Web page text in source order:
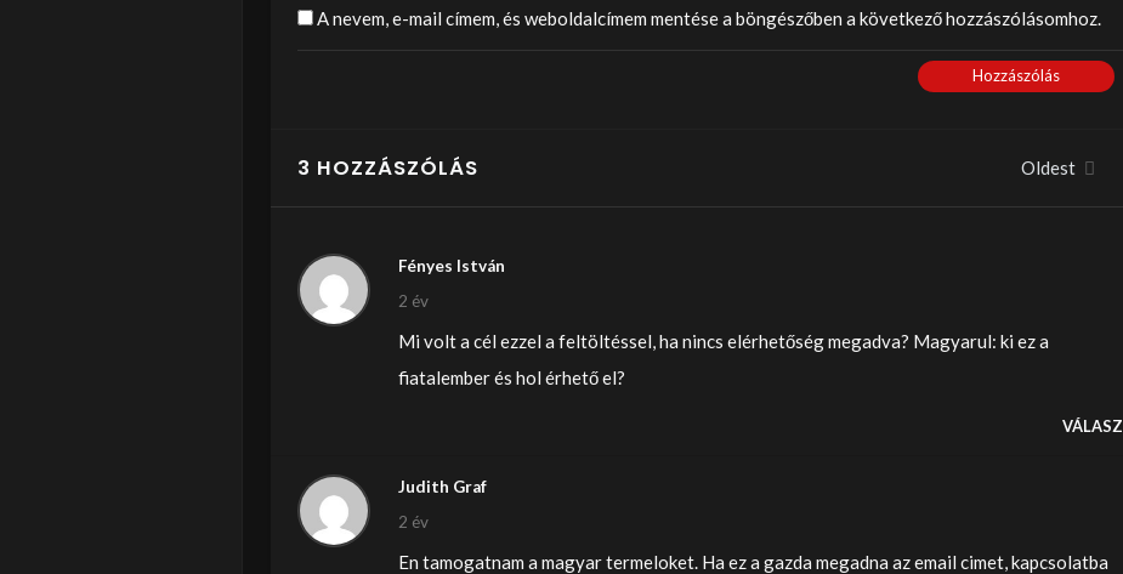
A nevem, e-mail címem, és weboldalcímem mentése a böngészőben a következő hozzászólásomhoz.
Hozzászólás
3 HOZZÁSZÓLÁS Oldest
Fényes István
2 év
Mi volt a cél ezzel a feltöltéssel, ha nincs elérhetőség megadva? Magyarul: ki ez a
fiatalember és hol érhető el?
VÁLASZ
Judith Graf
2 év
En tamogatnam a magyar termeloket. Ha ez a gazda megadna az email cimet, kapcsolatba